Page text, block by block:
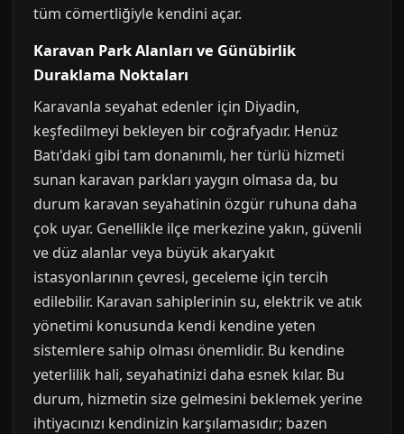
tüm cömertliğiyle kendini açar.
Karavan Park Alanları ve Günübirlik
Duraklama Noktaları
Karavanla seyahat edenler için Diyadin,
keşfedilmeyi bekleyen bir coğrafyadır. Henüz
Batı'daki gibi tam donanımlı, her türlü hizmeti
sunan karavan parkları yaygın olmasa da, bu
durum karavan seyahatinin özgür ruhuna daha
çok uyar. Genellikle ilçe merkezine yakın, güvenli
ve düz alanlar veya büyük akaryakıt
istasyonlarının çevresi, geceleme için tercih
edilebilir. Karavan sahiplerinin su, elektrik ve atık
yönetimi konusunda kendi kendine yeten
sistemlere sahip olması önemlidir. Bu kendine
yeterlilik hali, seyahatinizi daha esnek kılar. Bu
durum, hizmetin size gelmesini beklemek yerine
ihtiyacınızı kendinizin karşılamasıdır; bazen